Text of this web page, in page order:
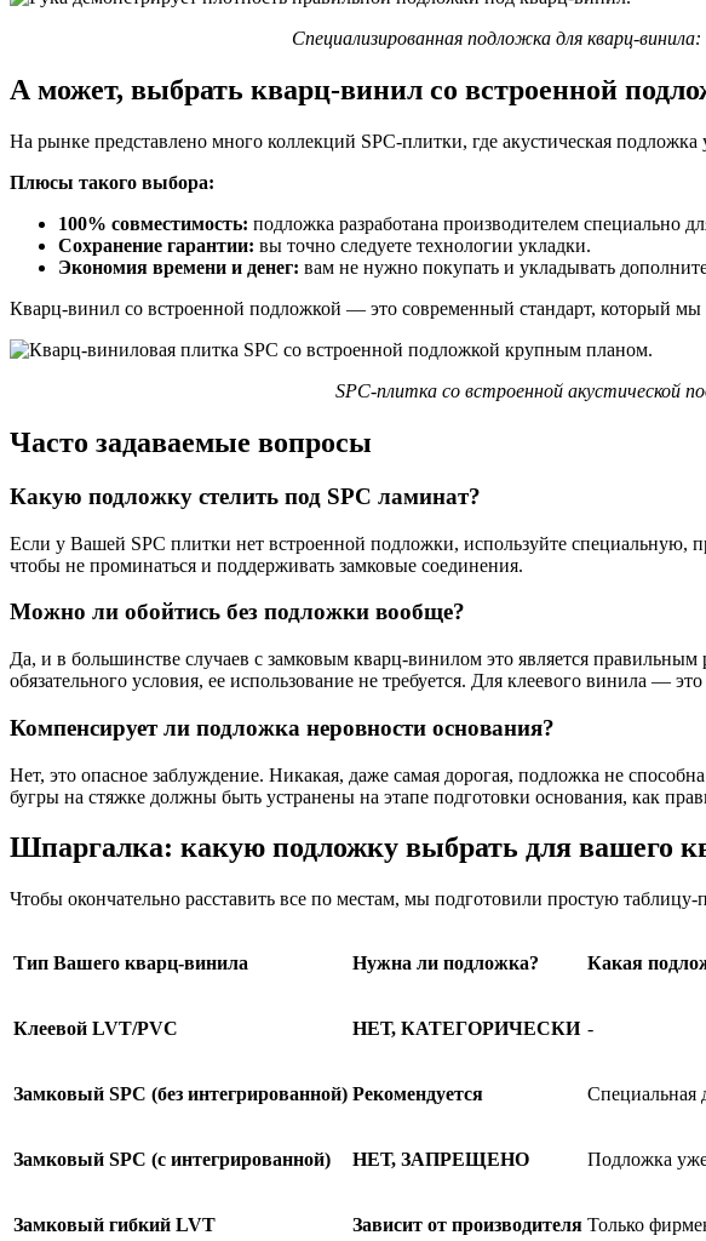
Специализированная подложка для кварц-
А может, выбрать кварц-винил со встроенной
На рынке представлено много коллекций SPC-плитки, где акустическая
Плюсы такого выбора:
100% совместимость: подложка разработана производителем специально
Сохранение гарантии: вы точно следуете технологии укладки.
Экономия времени и денег: вам не нужно покупать и укладывать
Кварц-винил со встроенной подложкой — это современный стандарт, который
SPC-плитка со встроенной акустической
Часто задаваемые вопросы
Какую подложку стелить под SPC ламинат?
Если у Вашей SPC плитки нет встроенной подложки, используйте
чтобы не проминаться и поддерживать замковые соединения.
Можно ли обойтись без подложки вообще?
Да, и в большинстве случаев с замковым кварц-винилом это является
обязательного условия, ее использование не требуется. Для клеевого винила —
Компенсирует ли подложка неровности основания?
Нет, это опасное заблуждение. Никакая, даже самая дорогая, подложка не
бугры на стяжке должны быть устранены на этапе подготовки основания, как
Шпаргалка: какую подложку выбрать для вашего
Чтобы окончательно расставить все по местам, мы подготовили простую таблицу-
Тип Вашего кварц-винила Нужна ли подложка? Какая
Клеевой LVT/PVC НЕТ, КАТЕГОРИЧЕСКИ -
Замковый SPC (без интегрированной) Рекомендуется Специальная
Замковый SPC (с интегрированной) НЕТ, ЗАПРЕЩЕНО Подложка
Замковый гибкий LVT Зависит от производителя Только